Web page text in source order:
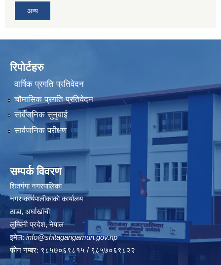
अन्य
रिपोर्टहरु
वार्षिक प्रगति प्रतिवेदन
चौमासिक प्रगति प्रतिवेदन
सार्वजनिक सुनुवाई
सार्वजनिक परीक्षण
सम्पर्क विवरण
शितगंगा नगरपालिका
नगर कार्यपालीकाकाे कार्यालय
ठाडा, अर्घाखाँची
लुम्बिनी प्रदेश, नेपाल
इमेल: info@shitagangamun.gov.np
फोन नंम्बर: ९८५७०६९८१५ / ९८५७०६९८२२